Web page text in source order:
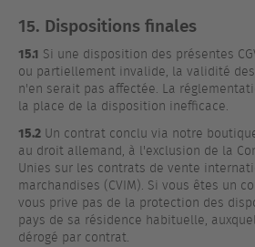
15. Dispositions finales
15.1 Si une disposition des présentes
ou partiellement invalide, la validité
n'en serait pas affectée. La
la place de la disposition inefficace.
15.2 Un contrat conclu via notre
au droit allemand, à l'exclusion de la
Unies sur les contrats de vente
marchandises (CVIM). Si vous êtes un
vous prive pas de la protection des
pays de sa résidence habituelle,
dérogé par contrat.